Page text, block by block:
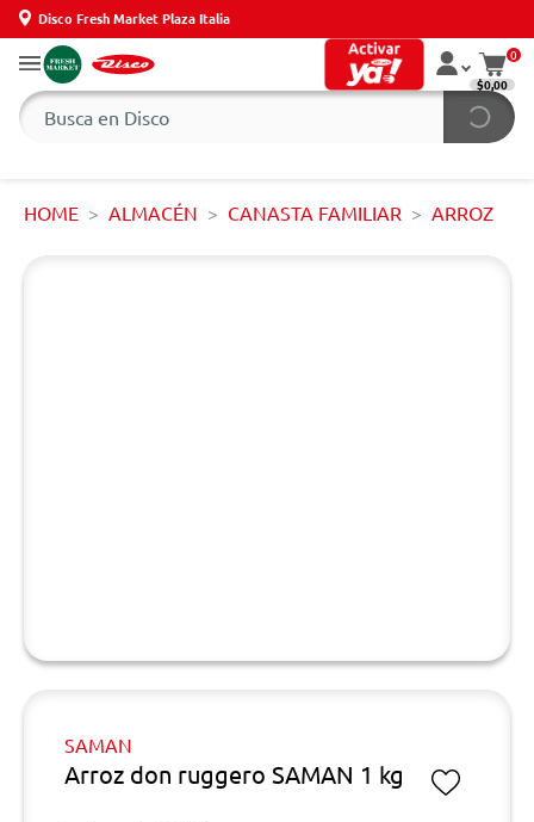
Disco Fresh Market Plaza Italia
0
$0,00
HOME ALMACÉN CANASTA FAMILIAR ARROZ
SAMAN
Arroz don ruggero SAMAN 1 kg